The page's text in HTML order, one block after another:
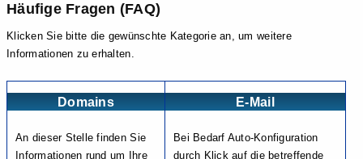
Häufige Fragen (FAQ)
Klicken Sie bitte die gewünschte Kategorie an, um weitere
Informationen zu erhalten.
Domains
An dieser Stelle finden Sie
Informationen rund um Ihre
E-Mail
Bei Bedarf Auto-Konfiguration
durch Klick auf die betreffende